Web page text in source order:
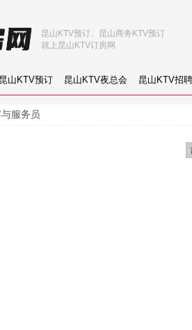
昆山KTV预订 昆山KTV夜总会 昆山KTV招聘
昆山KTV预订、昆山商务KTV预订
就上昆山KTV订房网
服务员